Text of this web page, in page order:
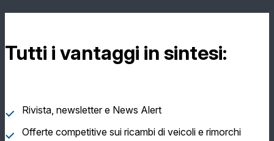
Tutti i vantaggi in sintesi:
Rivista, newsletter e News Alert
Offerte competitive sui ricambi di veicoli e rimorchi